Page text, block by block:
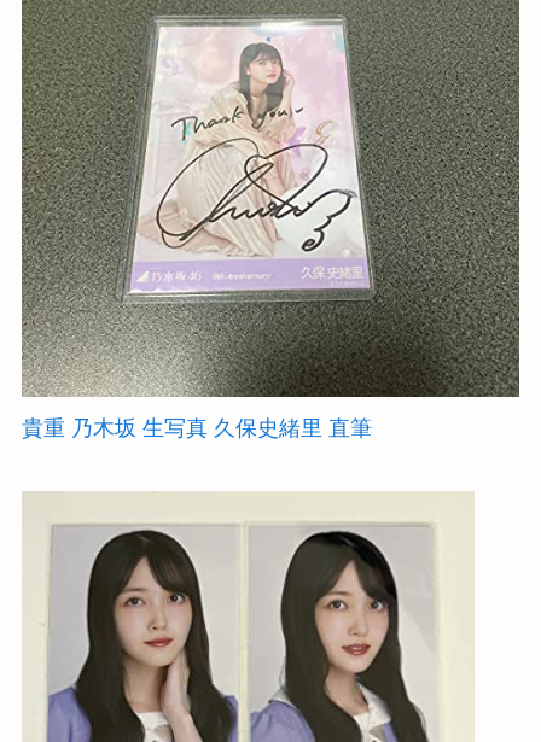
貴重 乃木坂 生写真 久保史緒里 直筆